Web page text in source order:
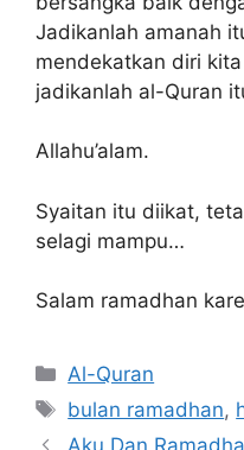
Jadikanlah amanah
mendekatkan diri
jadikanlah al-Quran
Allahu’alam.
Syaitan itu diikat,
selagi mampu…
Salam ramadhan
Categories
Al-Quran
Tags
bulan ramadhan,